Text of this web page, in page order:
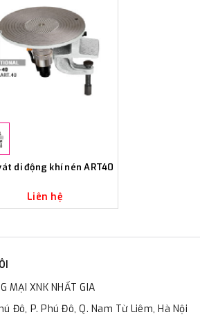
di động khí nén ART40
Liên hệ
MẠI XNK NHẤT GIA
Đô, P. Phú Đô, Q. Nam Từ Liêm, Hà Nội